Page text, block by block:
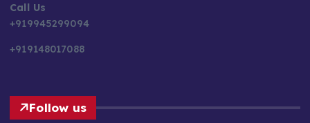
Call Us
+919945299094
+919148017088
Follow us